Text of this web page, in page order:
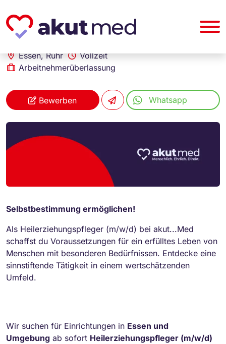
akut... Medizinische Personallogistik GmbH
Heilerziehungspfleger (m/w/d)
Essen, Ruhr
Vollzeit
Arbeitnehmerüberlassung
Bewerben Whatsapp
Selbstbestimmung ermöglichen!
Als Heilerziehungspfleger (m/w/d) bei akut...Med
schaffst du Voraussetzungen für ein erfülltes Leben von
Menschen mit besonderen Bedürfnissen. Entdecke eine
sinnstiftende Tätigkeit in einem wertschätzenden
Umfeld.
Wir suchen für Einrichtungen in Essen und
Umgebung ab sofort Heilerziehungspfleger (m/w/d)